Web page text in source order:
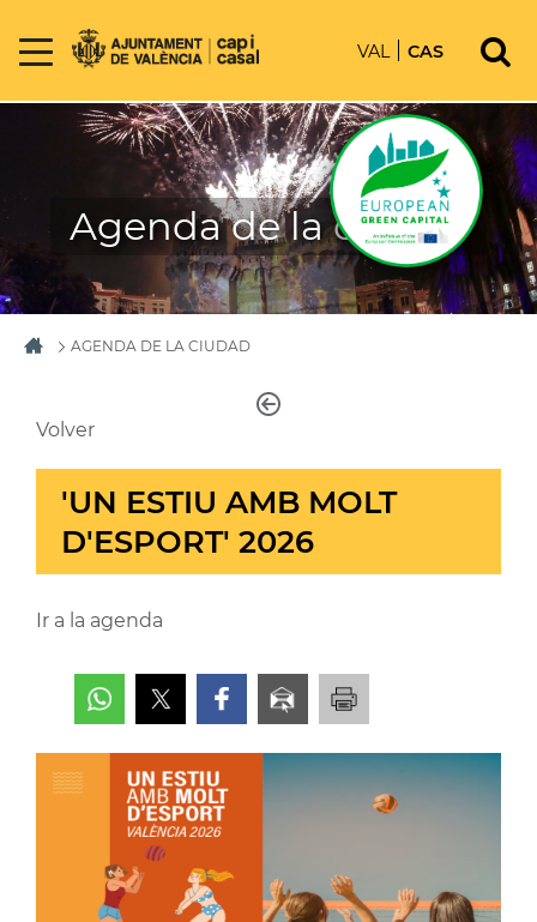
VAL CAS
Agenda de la ciudad
AGENDA DE LA CIUDAD
Volver
'UN ESTIU AMB MOLT
D'ESPORT' 2026
Ir a la agenda